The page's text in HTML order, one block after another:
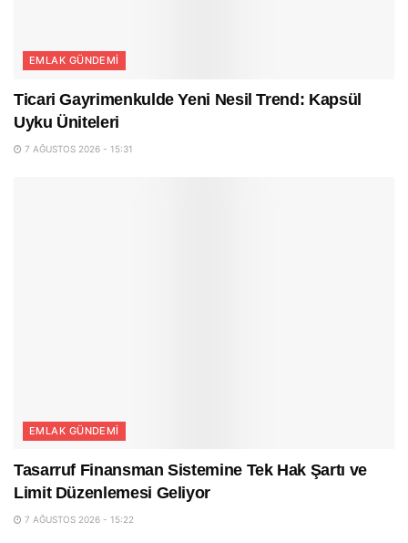
EMLAK GÜNDEMI
Ticari Gayrimenkulde Yeni Nesil Trend: Kapsül
Uyku Üniteleri
7 AĞUSTOS 2026 - 15:31
EMLAK GÜNDEMI
Tasarruf Finansman Sistemine Tek Hak Şartı ve
Limit Düzenlemesi Geliyor
7 AĞUSTOS 2026 - 15:22